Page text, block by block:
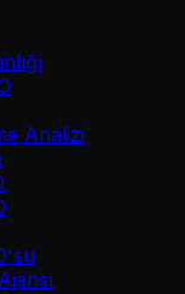
Analizi